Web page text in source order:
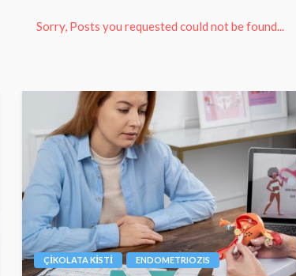
Sorry, Posts you requested could not be found...
ÇİKOLATA KİSTİ ENDOMETRIOZIS